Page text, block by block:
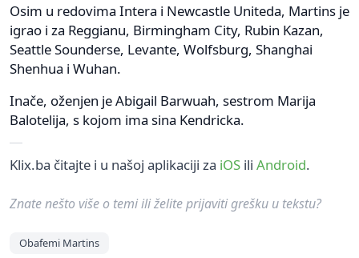
Osim u redovima Intera i Newcastle Uniteda, Martins je
igrao i za Reggianu, Birmingham City, Rubin Kazan,
Seattle Sounderse, Levante, Wolfsburg, Shanghai
Shenhua i Wuhan.
Inače, oženjen je Abigail Barwuah, sestrom Marija
Balotelija, s kojom ima sina Kendricka.
Klix.ba čitajte i u našoj aplikaciji za iOS ili Android.
Znate nešto više o temi ili želite prijaviti grešku u tekstu?
Obafemi Martins